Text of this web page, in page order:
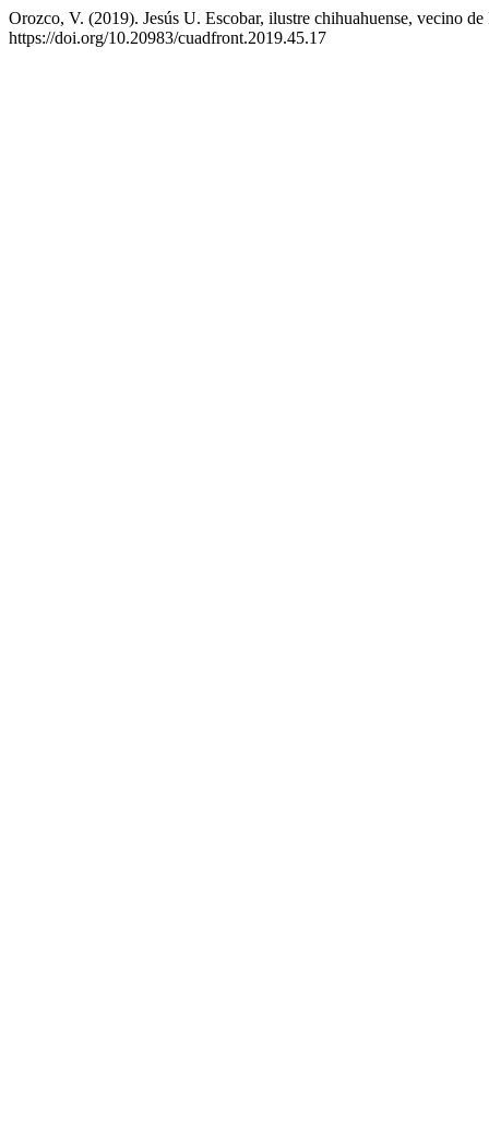
Orozco, V. (2019). Jesús U. Escobar, ilustre chihuahuense, vecino
https://doi.org/10.20983/cuadfront.2019.45.17